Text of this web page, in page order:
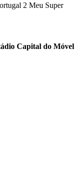
2 Meu Super
Capital do Móvel